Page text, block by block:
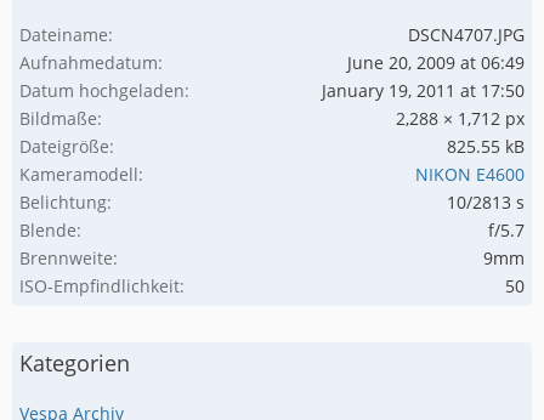
Dateiname
DSCN4707.JPG
Aufnahmedatum
June 20, 2009 at 06:49
Datum hochgeladen
January 19, 2011 at 17:50
Bildmaße
2,288 × 1,712 px
Dateigröße
825.55 kB
Kameramodell
NIKON E4600
Belichtung
10/2813 s
Blende
f/5.7
Brennweite
9mm
ISO-Empfindlichkeit
50
Kategorien
Vespa Archiv